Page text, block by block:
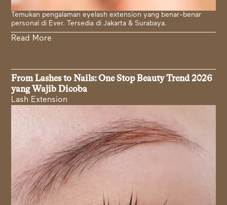
Temukan pengalaman eyelash extension yang benar-benar
personal di Ever. Tersedia di Jakarta & Surabaya.
Read More
From Lashes to Nails: One Stop Beauty Trend 2026
yang Wajib Dicoba
Lash Extension